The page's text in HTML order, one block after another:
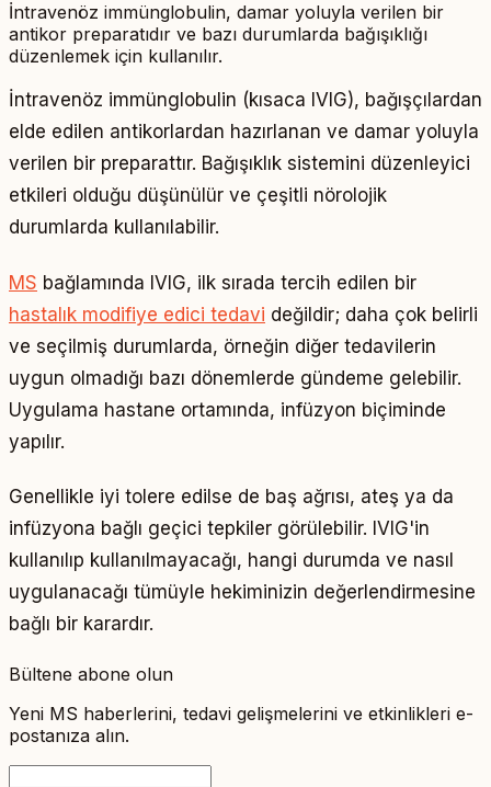
İntravenöz immünglobulin, damar yoluyla verilen bir
antikor preparatıdır ve bazı durumlarda bağışıklığı
düzenlemek için kullanılır.
İntravenöz immünglobulin (kısaca IVIG), bağışçılardan
elde edilen antikorlardan hazırlanan ve damar yoluyla
verilen bir preparattır. Bağışıklık sistemini düzenleyici
etkileri olduğu düşünülür ve çeşitli nörolojik
durumlarda kullanılabilir.
MS bağlamında IVIG, ilk sırada tercih edilen bir
hastalık modifiye edici tedavi değildir; daha çok belirli
ve seçilmiş durumlarda, örneğin diğer tedavilerin
uygun olmadığı bazı dönemlerde gündeme gelebilir.
Uygulama hastane ortamında, infüzyon biçiminde
yapılır.
Genellikle iyi tolere edilse de baş ağrısı, ateş ya da
infüzyona bağlı geçici tepkiler görülebilir. IVIG'in
kullanılıp kullanılmayacağı, hangi durumda ve nasıl
uygulanacağı tümüyle hekiminizin değerlendirmesine
bağlı bir karardır.
Bültene abone olun
Yeni MS haberlerini, tedavi gelişmelerini ve etkinlikleri e-
postanıza alın.